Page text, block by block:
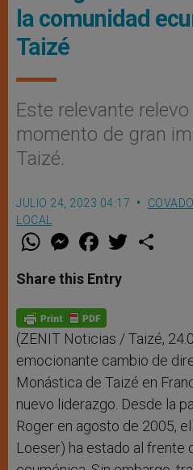
la comunidad
Taizé
Este relevante
momento de gran
Taizé.
JULIO 24, 2023 04:17
LOCAL
W
t
s
p
p
M
e
s
e
g
e
r
F
a
e
b
o
k
w
Share this Entry
(ZENIT Noticias / Taizé,
emocionante cambio de
Monástica de Taizé en
nuevo liderazgo. Desde la
Roger en agosto de 2005,
Loeser) ha estado al frente